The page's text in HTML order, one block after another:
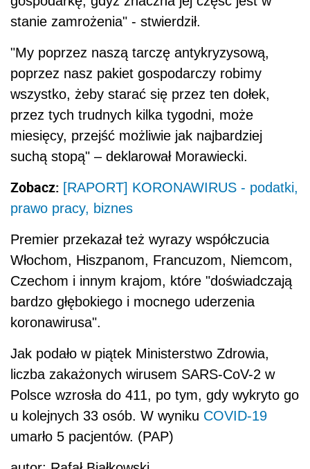
stanie zamrożenia" - stwierdził.
"My poprzez naszą tarczę antykryzysową,
poprzez nasz pakiet gospodarczy robimy
wszystko, żeby starać się przez ten dołek,
przez tych trudnych kilka tygodni, może
miesięcy, przejść możliwie jak najbardziej
suchą stopą" – deklarował Morawiecki.
Zobacz: [RAPORT] KORONAWIRUS - podatki,
prawo pracy, biznes
Premier przekazał też wyrazy współczucia
Włochom, Hiszpanom, Francuzom, Niemcom,
Czechom i innym krajom, które "doświadczają
bardzo głębokiego i mocnego uderzenia
koronawirusa".
Jak podało w piątek Ministerstwo Zdrowia,
liczba zakażonych wirusem SARS-CoV-2 w
Polsce wzrosła do 411, po tym, gdy wykryto go
u kolejnych 33 osób. W wyniku COVID-19
umarło 5 pacjentów. (PAP)